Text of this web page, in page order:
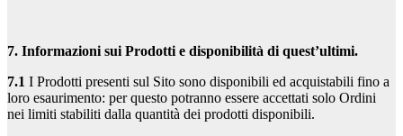
7. Informazioni sui Prodotti e disponibilità di quest’ultimi.
7.1 I Prodotti presenti sul Sito sono disponibili ed acquistabili fino a
loro esaurimento: per questo potranno essere accettati solo Ordini
nei limiti stabiliti dalla quantità dei prodotti disponibili.